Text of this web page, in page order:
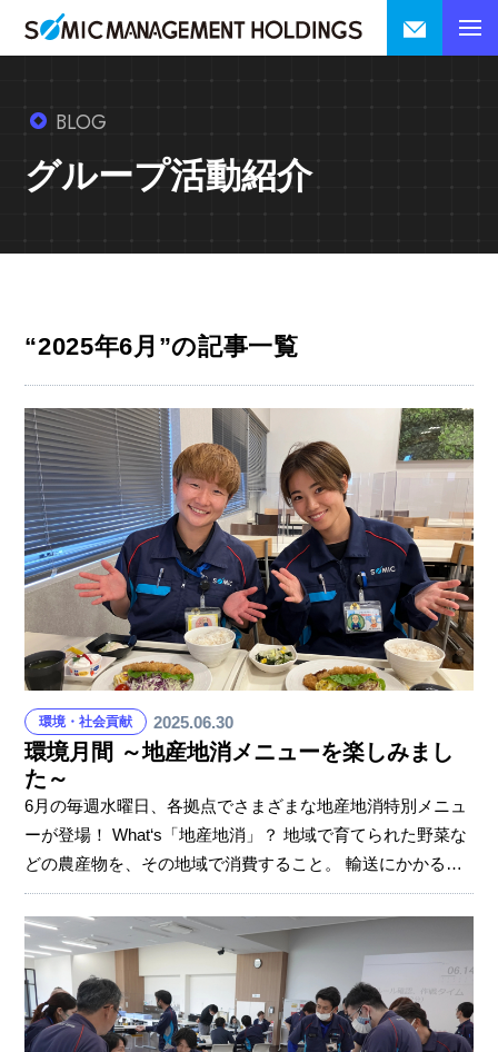
BLOG
グループ活動紹介
“2025年6月”の記事一覧
環境・社会貢献 2025.06.30
環境月間 ～地産地消メニューを楽しみまし
た～
6月の毎週水曜日、各拠点でさまざまな地産地消特別メニュ
ーが登場！ What‘s「地産地消」？ 地域で育てられた野菜な
どの農産物を、その地域で消費すること。 輸送にかかる燃
料や二酸化炭素の排出量を削減でき、環境にやさしいので
す。 今回の企画が、一人ひとりが「地産地消」を意識し、
美味しく楽しく環境のことを考えられるきっかけになれば
うれしく思います。